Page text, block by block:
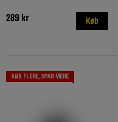
289 kr Køb
KØB FLERE, SPAR MERE